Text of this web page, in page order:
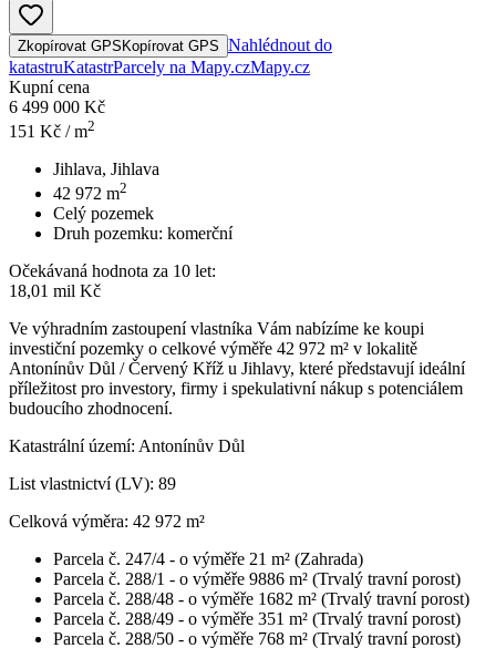
Zkopírovat GPS Kopírovat GPS Nahlédnout do
katastruKatastrParcely na Mapy.czMapy.cz
Kupní cena
6 499 000 Kč
151 Kč / m2
Jihlava, Jihlava
42 972 m2
Celý pozemek
Druh pozemku: komerční
Očekávaná hodnota za 10 let:
18,01 mil Kč
Ve výhradním zastoupení vlastníka Vám nabízíme ke koupi
investiční pozemky o celkové výměře 42 972 m² v lokalitě
Antonínův Důl / Červený Kříž u Jihlavy, které představují ideální
příležitost pro investory, firmy i spekulativní nákup s potenciálem
budoucího zhodnocení.
Katastrální území: Antonínův Důl
List vlastnictví (LV): 89
Celková výměra: 42 972 m²
Parcela č. 247/4 - o výměře 21 m² (Zahrada)
Parcela č. 288/1 - o výměře 9886 m² (Trvalý travní porost)
Parcela č. 288/48 - o výměře 1682 m² (Trvalý travní porost)
Parcela č. 288/49 - o výměře 351 m² (Trvalý travní porost)
Parcela č. 288/50 - o výměře 768 m² (Trvalý travní porost)